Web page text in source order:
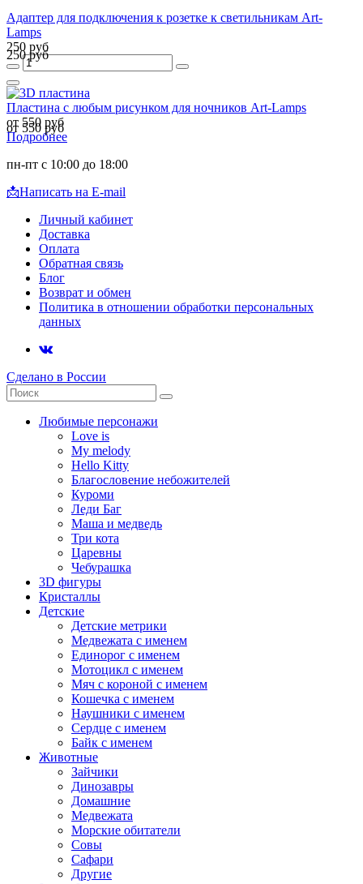
Адаптер для подключения к розетке к светильникам Art-
Lamps
250 руб
250 руб
Пластина с любым рисунком для ночников Art-Lamps
от 550 руб
от 550 руб
Подробнее
пн-пт с 10:00 до 18:00
📩Написать на E-mail
Личный кабинет
Доставка
Оплата
Обратная связь
Блог
Возврат и обмен
Политика в отношении обработки персональных
данных
Сделано в России
Любимые персонажи
Love is
My melody
Hello Kitty
Благословение небожителей
Куроми
Леди Баг
Маша и медведь
Три кота
Царевны
Чебурашка
3D фигуры
Кристаллы
Детские
Детские метрики
Медвежата с именем
Единорог с именем
Мотоцикл с именем
Мяч с короной с именем
Кошечка с именем
Наушники с именем
Сердце с именем
Байк с именем
Животные
Зайчики
Динозавры
Домашние
Медвежата
Морские обитатели
Совы
Сафари
Другие